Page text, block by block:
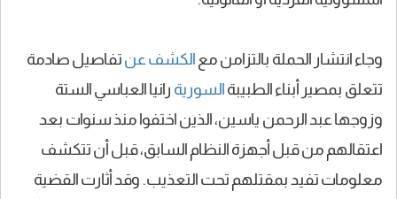
وجاء انتشار الحملة بالتزامن مع الكشف عن تفاصيل صادمة
تتعلق بمصير أبناء الطبيبة السورية رانيا العباسي الستة
وزوجها عبد الرحمن ياسين، الذين اختفوا منذ سنوات بعد
اعتقالهم من قبل أجهزة النظام السابق، قبل أن تتكشف
معلومات تفيد بمقتلهم تحت التعذيب. وقد أثارت القضية